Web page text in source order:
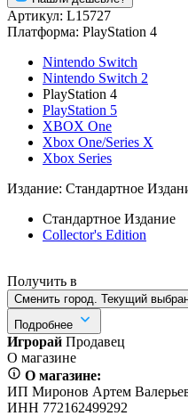
Артикул: L15727
Платформа: PlayStation 4
Nintendo Switch
Nintendo Switch 2
PlayStation 4
PlayStation 5
XBOX One
Xbox One/Series X
Xbox Series
Издание: Стандартное
Стандартное Издание
Collector's Edition
Получить в
Сменить город. Текущий
Подробнее
Игрорай Продавец
О магазине
О магазине:
ИП Миронов Артем
ИНН 772162499292